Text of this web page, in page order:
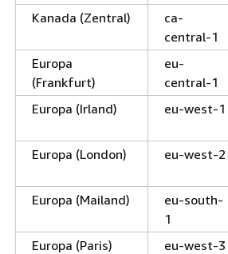
Kanada (Zentral)
ca-
central-1
Europa
(Frankfurt)
eu-
central-1
Europa (Irland)
eu-west-1
Europa (London)
eu-west-2
Europa (Mailand)
eu-south-
1
Europa (Paris)
eu-west-3